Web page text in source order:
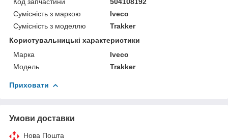
Сумісність з маркою
Iveco
Сумісність з моделлю
Trakker
Користувальницькі характеристики
Марка
Iveco
Модель
Trakker
Приховати
Умови доставки
Нова Пошта